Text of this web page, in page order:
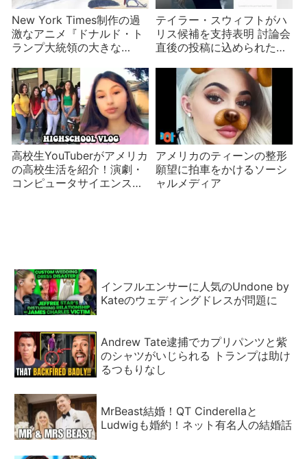
New York Times制作の過
激なアニメ『ドナルド・ト
ランプ大統領の大きな
テイラー・スウィフトがハ
リス候補を支持表明 討論会
直後の投稿に込められた意
高校生YouTuberがアメリカ
の高校生活を紹介！演劇・
コンピュータサイエンス・
アメリカのティーンの整形
願望に拍車をかけるソーシ
ャルメディア
インフルエンサーに人気のUndone by
Kateのウェディングドレスが問題に
Andrew Tate逮捕でカプリパンツと紫
のシャツがいじられる トランプは助け
るつもりなし
MrBeast結婚！QT Cinderellaと
Ludwigも婚約！ネット有名人の結婚話